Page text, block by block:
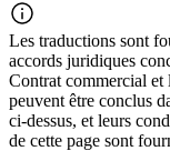
Les traductions sont
accords juridiques
Contrat commercial et
peuvent être conclus
ci-dessus, et leurs
de cette page sont